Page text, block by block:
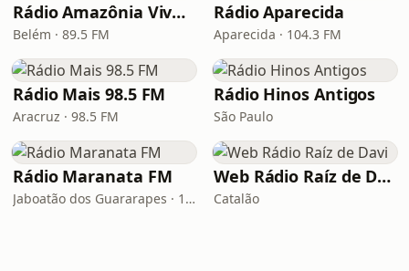
Rádio Amazônia Viva FM
Belém · 89.5 FM
Rádio Aparecida
Aparecida · 104.3 FM
Rádio Mais 98.5 FM
Aracruz · 98.5 FM
Rádio Hinos Antigos
São Paulo
Rádio Maranata FM
Jaboatão dos Guararapes · 103.9 FM
Web Rádio Raíz de Davi
Catalão